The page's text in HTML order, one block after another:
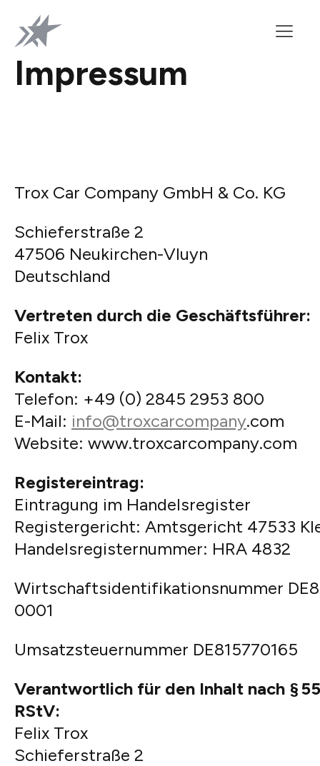
Impressum
Trox Car Company GmbH & Co. KG
Schieferstraße 2
47506 Neukirchen-Vluyn
Deutschland
Vertreten durch die Geschäftsführer:
Felix Trox
Kontakt:
Telefon: +49 (0) 2845 2953 800
E-Mail: info@troxcarcompany.com
Website: www.troxcarcompany.com
Registereintrag:
Eintragung im Handelsregister
Registergericht: Amtsgericht 47533
Handelsregisternummer: HRA 4832
Wirtschaftsidentifikationsnummer
0001
Umsatzsteuernummer DE815770165
Verantwortlich für den Inhalt nach §
RStV:
Felix Trox
Schieferstraße 2